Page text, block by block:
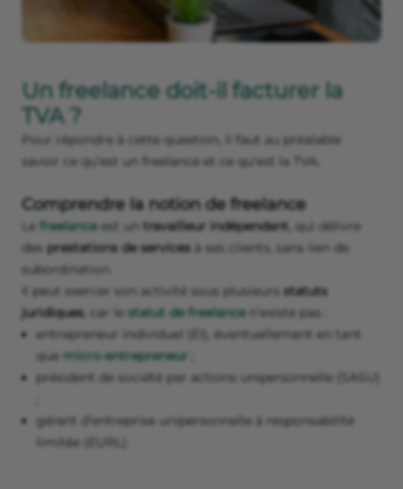
Un freelance doit-il facturer la
TVA ?
Pour répondre à cette question, il faut au préalable
savoir ce qu’est un freelance et ce qu’est la TVA.
Comprendre la notion de freelance
Le freelanceest un travailleur indépendant , qui délivre
des prestations de services à ses clients, sans lien de
subordination.
Il peut exercer son activité sous plusieurs statuts
juridiques, car le statut de freelancen’existe pas :
entrepreneur individuel (EI), éventuellement en tant
que micro-entrepreneur
président de société par actions unipersonnelle (SASU)
gérant d’entreprise unipersonnelle à responsabilité
limitée (EURL).